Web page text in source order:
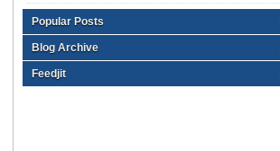
Popular Posts
Blog Archive
Feedjit